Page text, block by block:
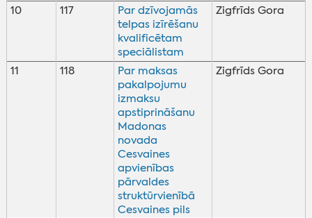
10 117
Par dzīvojamās
telpas izīrēšanu
kvalificētam
speciālistam
Zigfrīds Gora
11 118
Par maksas
pakalpojumu
izmaksu
apstiprināšanu
Madonas
novada
Cesvaines
apvienības
pārvaldes
struktūrvienībā
Cesvaines pils
Zigfrīds Gora